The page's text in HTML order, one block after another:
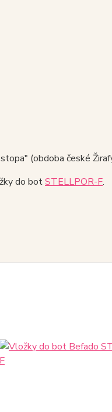
(obdoba české
do botSTELLPOR-F.